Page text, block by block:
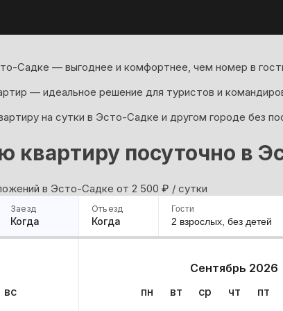
Садке — выгоднее и комфортнее, чем номер в
— идеальное решение для туристов и
на сутки в Эсто-Садке и другом городе без
квартиру посуточно в
в Эсто-Садке oт 2 500 ₽ / сутки
Заезд
Когда
Отъезд
Когда
вс
Сентябрь 2026
пн
вт ср чт пт
Гости
2 взрослых, без детей